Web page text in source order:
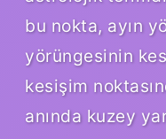
bu nokta, ayın
yörüngesinin
kesişim
anında kuzey